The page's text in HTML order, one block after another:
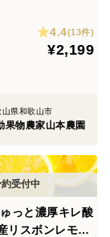
ルして、メタ
、しまりがあ
。
め、殺してし
を持ち上げて
4.4(13件)
¥2,199
山県和歌山市
果物農家山本農園
っと濃厚キレ酸
リスボンレモン